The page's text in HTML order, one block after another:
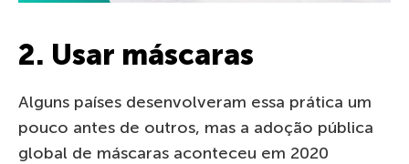
2. Usar máscaras
Alguns países desenvolveram essa prática um
pouco antes de outros, mas a adoção pública
global de máscaras aconteceu em 2020